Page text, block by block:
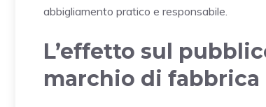
abbigliamento pratico e responsabile.
L’effetto sul
marchio di fabbrica